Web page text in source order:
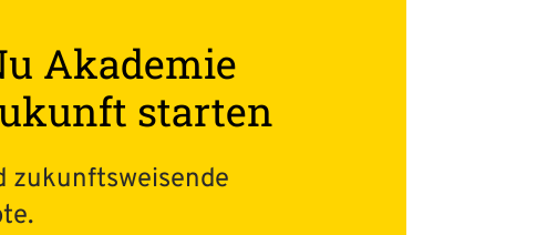
Akademie
starten
zukunftsweisende